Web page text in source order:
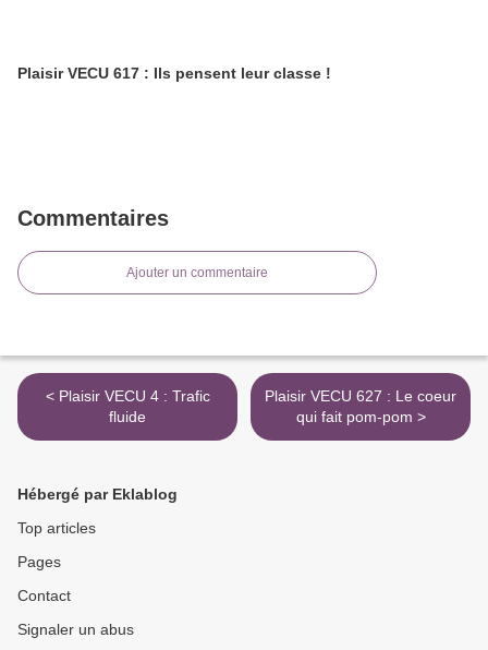
Plaisir VECU 617 : Ils pensent leur classe !
Commentaires
Ajouter un commentaire
< Plaisir VECU 4 : Trafic
fluide
Plaisir VECU 627 : Le coeur
qui fait pom-pom >
Hébergé par Eklablog
Top articles
Pages
Contact
Signaler un abus